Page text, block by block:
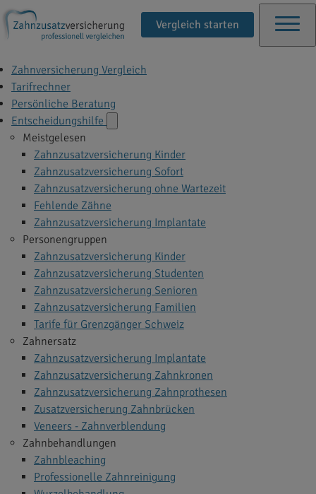
Vergleich starten
Zahnversicherung Vergleich
Tarifrechner
Persönliche Beratung
Entscheidungshilfe
Meistgelesen
Zahnzusatzversicherung Kinder
Zahnzusatzversicherung Sofort
Zahnzusatzversicherung ohne Wartezeit
Fehlende Zähne
Zahnzusatzversicherung Implantate
Personengruppen
Zahnzusatzversicherung Kinder
Zahnzusatzversicherung Studenten
Zahnzusatzversicherung Senioren
Zahnzusatzversicherung Familien
Tarife für Grenzgänger Schweiz
Zahnersatz
Zahnzusatzversicherung Implantate
Zahnzusatzversicherung Zahnkronen
Zahnzusatzversicherung Zahnprothesen
Zusatzversicherung Zahnbrücken
Veneers - Zahnverblendung
Zahnbehandlungen
Zahnbleaching
Professionelle Zahnreinigung